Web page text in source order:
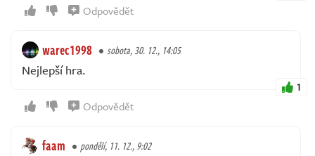
Odpovědět
warec1998 sobota, 30. 12., 14:05
Nejlepší hra.
1
Odpovědět
faam pondělí, 11. 12., 9:02